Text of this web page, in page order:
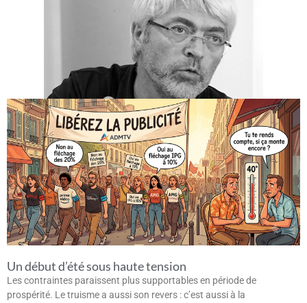
Un début d’été sous haute tension
Les contraintes paraissent plus supportables en période de
prospérité. Le truisme a aussi son revers : c’est aussi à la